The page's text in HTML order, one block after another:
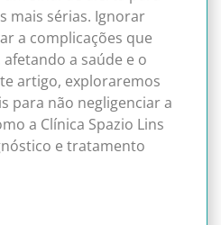
mais sérias. Ignorar
a complicações que
a saúde e o
artigo, exploraremos
para não negligenciar a
a Clínica Spazio Lins
e tratamento